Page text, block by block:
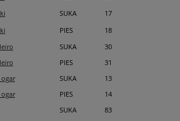
SUKA
17
PIES
18
SUKA
30
PIES
31
SUKA
13
PIES
14
SUKA
83